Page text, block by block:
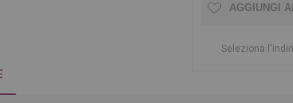
AGGIUNGI
Seleziona